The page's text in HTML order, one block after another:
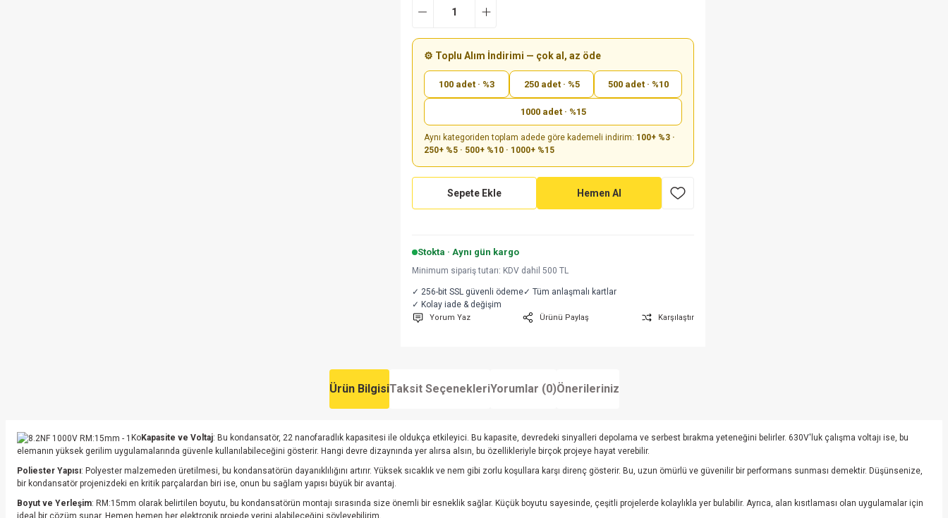
⚙️ Toplu Alım İndirimi — çok al, az öde
100 adet · %3 250 adet · %5 500 adet · %10
1000 adet · %15
Aynı kategoriden toplam adede göre kademeli indirim: 100+ %3 ·
250+ %5 · 500+ %10 · 1000+ %15
Sepete Ekle Hemen Al
Stokta · Aynı gün kargo
Minimum sipariş tutarı: KDV dahil 500 TL
✓ 256-bit SSL güvenli ödeme✓ Tüm anlaşmalı kartlar
✓ Kolay iade & değişim
Yorum Yaz Ürünü Paylaş Karşılaştır
Ürün BilgisiTaksit SeçenekleriYorumlar (0)Önerileriniz
KoKapasite ve Voltaj: Bu kondansatör, 22 nanofaradlık kapasitesi ile oldukça etkileyici. Bu kapasite, devredeki sinyalleri depolama ve serbest bırakma yeteneğini belirler. 630V'luk çalışma voltajı ise, bu
elemanın yüksek gerilim uygulamalarında güvenle kullanılabileceğini gösterir. Hangi devre dizaynında yer alırsa alsın, bu özellikleriyle birçok projeye hayat verebilir.
Poliester Yapısı: Polyester malzemeden üretilmesi, bu kondansatörün dayanıklılığını artırır. Yüksek sıcaklık ve nem gibi zorlu koşullara karşı direnç gösterir. Bu, uzun ömürlü ve güvenilir bir performans sunması demektir. Düşünsenize,
bir kondansatör projenizdeki en kritik parçalardan biri ise, onun bu sağlam yapısı büyük bir avantaj.
Boyut ve Yerleşim: RM:15mm olarak belirtilen boyutu, bu kondansatörün montajı sırasında size önemli bir esneklik sağlar. Küçük boyutu sayesinde, çeşitli projelerde kolaylıkla yer bulabilir. Ayrıca, alan kısıtlaması olan uygulamalar için
ideal bir çözüm sunar. Hemen hemen her elektronik projede yerini alabileceğini söyleyebilirim.